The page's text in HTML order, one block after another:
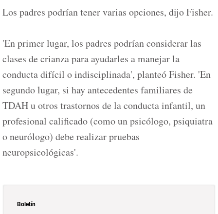
Los padres podrían tener varias opciones, dijo Fisher.
'En primer lugar, los padres podrían considerar las
clases de crianza para ayudarles a manejar la
conducta difícil o indisciplinada', planteó Fisher. 'En
segundo lugar, si hay antecedentes familiares de
TDAH u otros trastornos de la conducta infantil, un
profesional calificado (como un psicólogo, psiquiatra
o neurólogo) debe realizar pruebas
neuropsicológicas'.
Boletín